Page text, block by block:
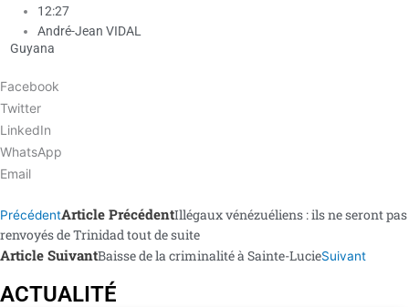
12:27
André-Jean VIDAL
Guyana
Facebook
Twitter
LinkedIn
WhatsApp
Email
PrécédentArticle PrécédentIllégaux vénézuéliens : ils ne seront pas
renvoyés de Trinidad tout de suite
Article SuivantBaisse de la criminalité à Sainte-LucieSuivant
ACTUALITÉ